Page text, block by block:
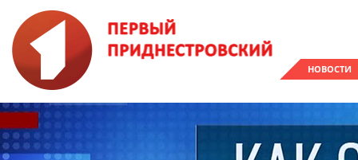
НОВОСТИ